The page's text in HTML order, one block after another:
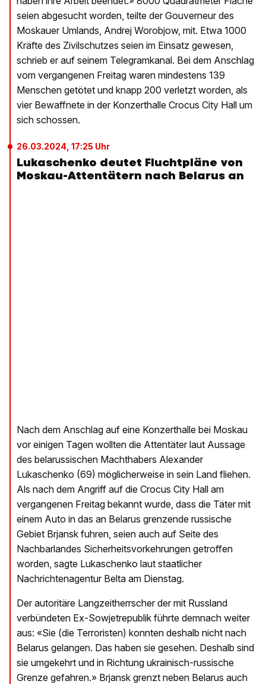
seien abgesucht worden, teilte der Gouverneur des
Moskauer Umlands, Andrej Worobjow, mit. Etwa 1000
Kräfte des Zivilschutzes seien im Einsatz gewesen,
schrieb er auf seinem Telegramkanal. Bei dem Anschlag
vom vergangenen Freitag waren mindestens 139
Menschen getötet und knapp 200 verletzt worden, als
vier Bewaffnete in der Konzerthalle Crocus City Hall um
sich schossen.
26.03.2024, 17:25 Uhr
Lukaschenko deutet Fluchtpläne von
Moskau-Attentätern nach Belarus an
Nach dem Anschlag auf eine Konzerthalle bei Moskau
vor einigen Tagen wollten die Attentäter laut Aussage
des belarussischen Machthabers Alexander
Lukaschenko (69) möglicherweise in sein Land fliehen.
Als nach dem Angriff auf die Crocus City Hall am
vergangenen Freitag bekannt wurde, dass die Täter mit
einem Auto in das an Belarus grenzende russische
Gebiet Brjansk fuhren, seien auch auf Seite des
Nachbarlandes Sicherheitsvorkehrungen getroffen
worden, sagte Lukaschenko laut staatlicher
Nachrichtenagentur Belta am Dienstag.
Der autoritäre Langzeitherrscher der mit Russland
verbündeten Ex-Sowjetrepublik führte demnach weiter
aus: «Sie (die Terroristen) konnten deshalb nicht nach
Belarus gelangen. Das haben sie gesehen. Deshalb sind
sie umgekehrt und in Richtung ukrainisch-russische
Grenze gefahren.» Brjansk grenzt neben Belarus auch